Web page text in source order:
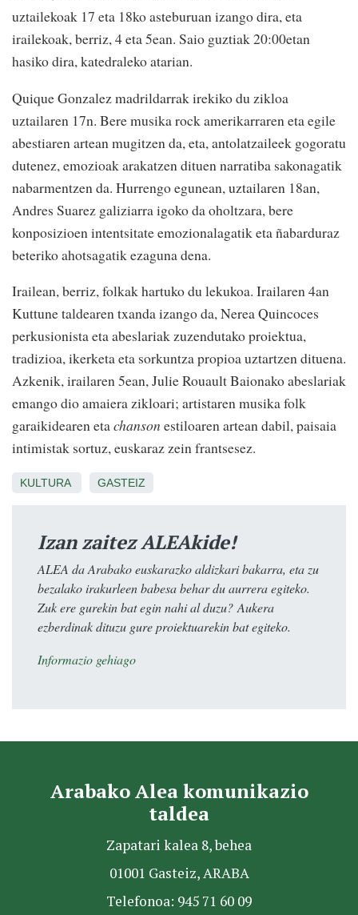
uztailekoak 17 eta 18ko asteburuan izango dira, eta
irailekoak, berriz, 4 eta 5ean. Saio guztiak 20:00etan
hasiko dira, katedraleko atarian.
Quique Gonzalez madrildarrak irekiko du zikloa
uztailaren 17n. Bere musika rock amerikarraren eta egile
abestiaren artean mugitzen da, eta, antolatzaileek gogoratu
dutenez, emozioak arakatzen dituen narratiba sakonagatik
nabarmentzen da. Hurrengo egunean, uztailaren 18an,
Andres Suarez galiziarra igoko da oholtzara, bere
konposizioen intentsitate emozionalagatik eta ñabarduraz
beteriko ahotsagatik ezaguna dena.
Irailean, berriz, folkak hartuko du lekukoa. Irailaren 4an
Kuttune taldearen txanda izango da, Nerea Quincoces
perkusionista eta abeslariak zuzendutako proiektua,
tradizioa, ikerketa eta sorkuntza propioa uztartzen dituena.
Azkenik, irailaren 5ean, Julie Rouault Baionako abeslariak
emango dio amaiera zikloari; artistaren musika folk
garaikidearen etachanson estiloaren artean dabil, paisaia
intimistak sortuz, euskaraz zein frantsesez.
KULTURA GASTEIZ
Izan zaitez ALEAkide!
ALEA da Arabako euskarazko aldizkari bakarra, eta zu
bezalako irakurleen babesa behar du aurrera egiteko.
Zuk ere gurekin bat egin nahi al duzu? Aukera
ezberdinak dituzu gure proiektuarekin bat egiteko.
Informazio gehiago
Arabako Alea komunikazio
taldea
Zapatari kalea 8, behea
01001 Gasteiz, ARABA
Telefonoa: 945 71 60 09